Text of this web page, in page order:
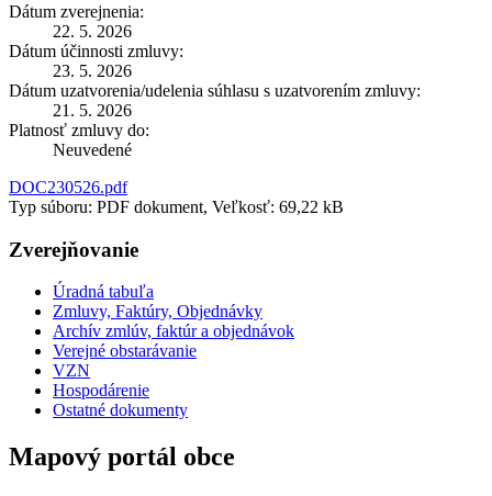
Dátum zverejnenia:
22. 5. 2026
Dátum účinnosti zmluvy:
23. 5. 2026
Dátum uzatvorenia/udelenia súhlasu s uzatvorením zmluvy:
21. 5. 2026
Platnosť zmluvy do:
Neuvedené
DOC230526.pdf
Typ súboru: PDF dokument, Veľkosť: 69,22 kB
Zverejňovanie
Úradná tabuľa
Zmluvy, Faktúry, Objednávky
Archív zmlúv, faktúr a objednávok
Verejné obstarávanie
VZN
Hospodárenie
Ostatné dokumenty
Mapový portál obce